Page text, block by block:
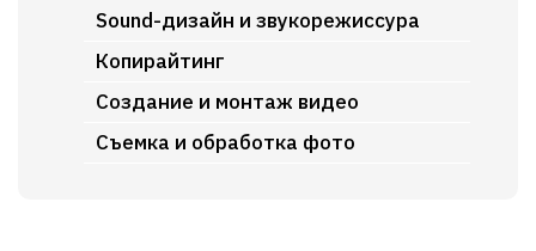
Sound-дизайн и звукорежиссура
Копирайтинг
Создание и монтаж видео
Съемка и обработка фото